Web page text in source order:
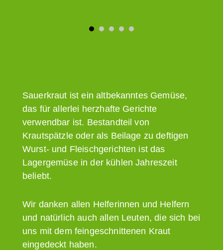
Sauerkraut ist ein altbekanntes Gemüse,
das für allerlei herzhafte Gerichte
verwendbar ist. Bestandteil von
Krautspätzle oder als Beilage zu deftigen
Wurst- und Fleischgerichten ist das
Lagergemüse in der kühlen Jahreszeit
beliebt.
Wir danken allen Helferinnen und Helfern
und natürlich auch allen Leuten, die sich bei
uns mit dem feingeschnittenen Kraut
eingedeckt haben.